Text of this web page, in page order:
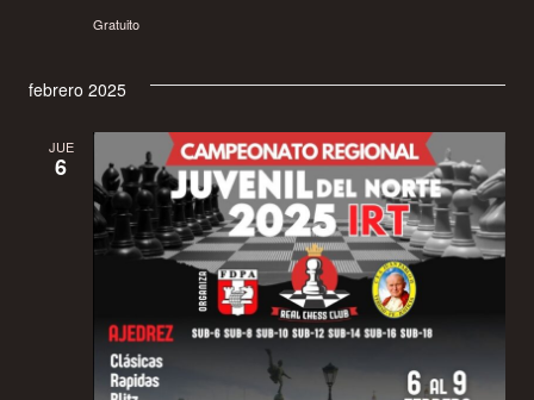
Gratuito
febrero 2025
JUE
6